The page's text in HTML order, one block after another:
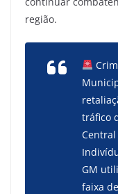
região.
tráfico
Central
GM
faixa